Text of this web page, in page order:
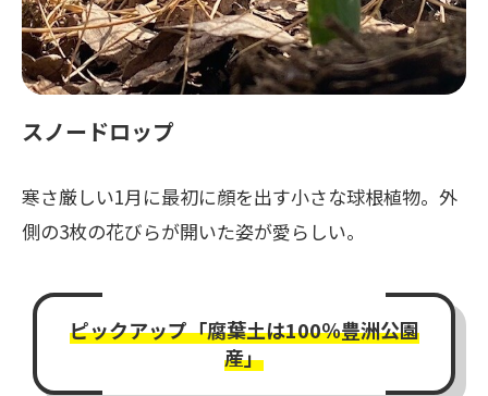
スノードロップ
寒さ厳しい1月に最初に顔を出す小さな球根植物。外
側の3枚の花びらが開いた姿が愛らしい。
ピックアップ「腐葉土は100％豊洲公園
産」